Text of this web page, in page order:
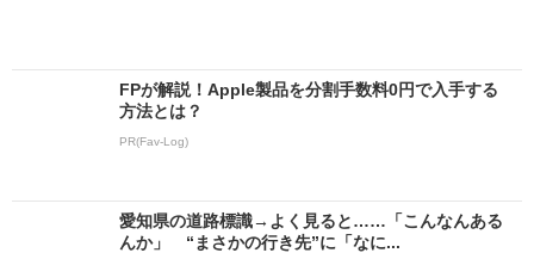
FPが解説！Apple製品を分割手数料0円で入手する
方法とは？
PR(Fav-Log)
愛知県の道路標識→よく見ると……「こんなんある
んか」 “まさかの行き先”に「なに...